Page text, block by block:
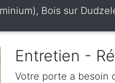
Bois sur
Entretien -
Votre porte a besoin